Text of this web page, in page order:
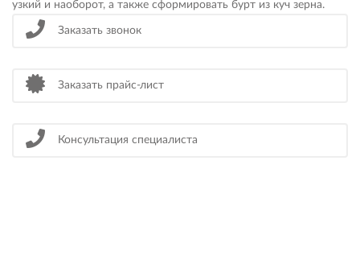
узкий и наоборот, а также сформировать бурт из куч зерна.
Заказать звонок
Заказать прайс-лист
Консультация специалиста